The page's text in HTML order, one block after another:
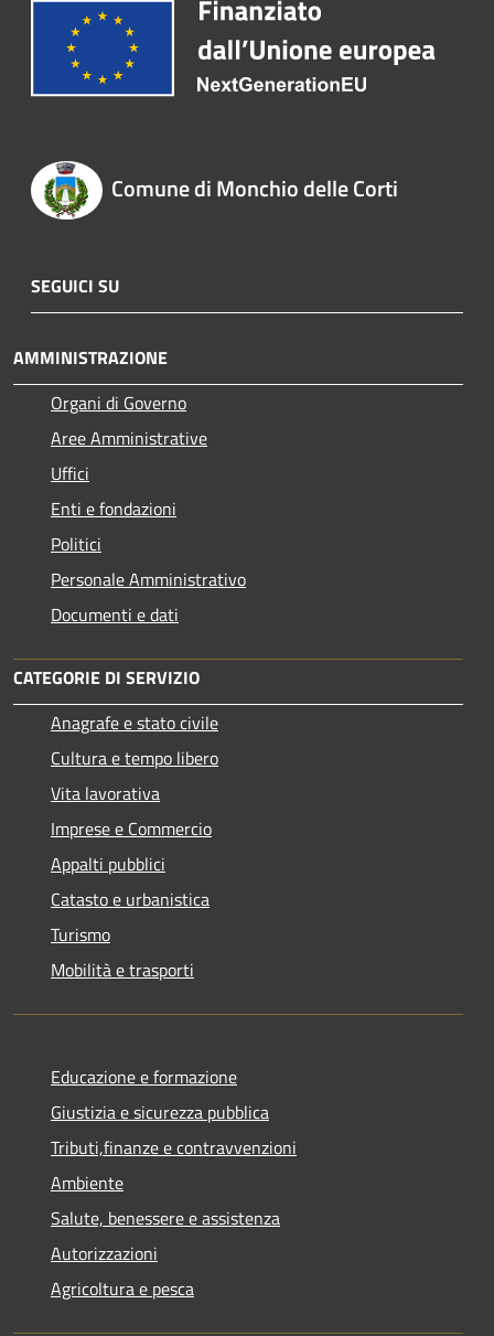
Comune di Monchio delle Corti
SEGUICI SU
AMMINISTRAZIONE
Organi di Governo
Aree Amministrative
Uffici
Enti e fondazioni
Politici
Personale Amministrativo
Documenti e dati
CATEGORIE DI SERVIZIO
Anagrafe e stato civile
Cultura e tempo libero
Vita lavorativa
Imprese e Commercio
Appalti pubblici
Catasto e urbanistica
Turismo
Mobilità e trasporti
Educazione e formazione
Giustizia e sicurezza pubblica
Tributi,finanze e contravvenzioni
Ambiente
Salute, benessere e assistenza
Autorizzazioni
Agricoltura e pesca